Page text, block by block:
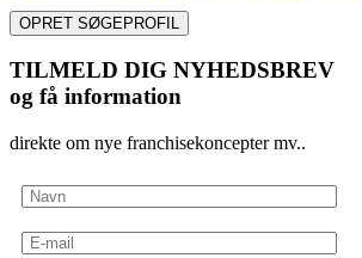
OPRET SØGEPROFIL
TILMELD DIG NYHEDSBREV
og få information
direkte om nye franchisekoncepter mv..